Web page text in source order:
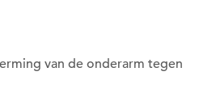
van de onderarm tegen